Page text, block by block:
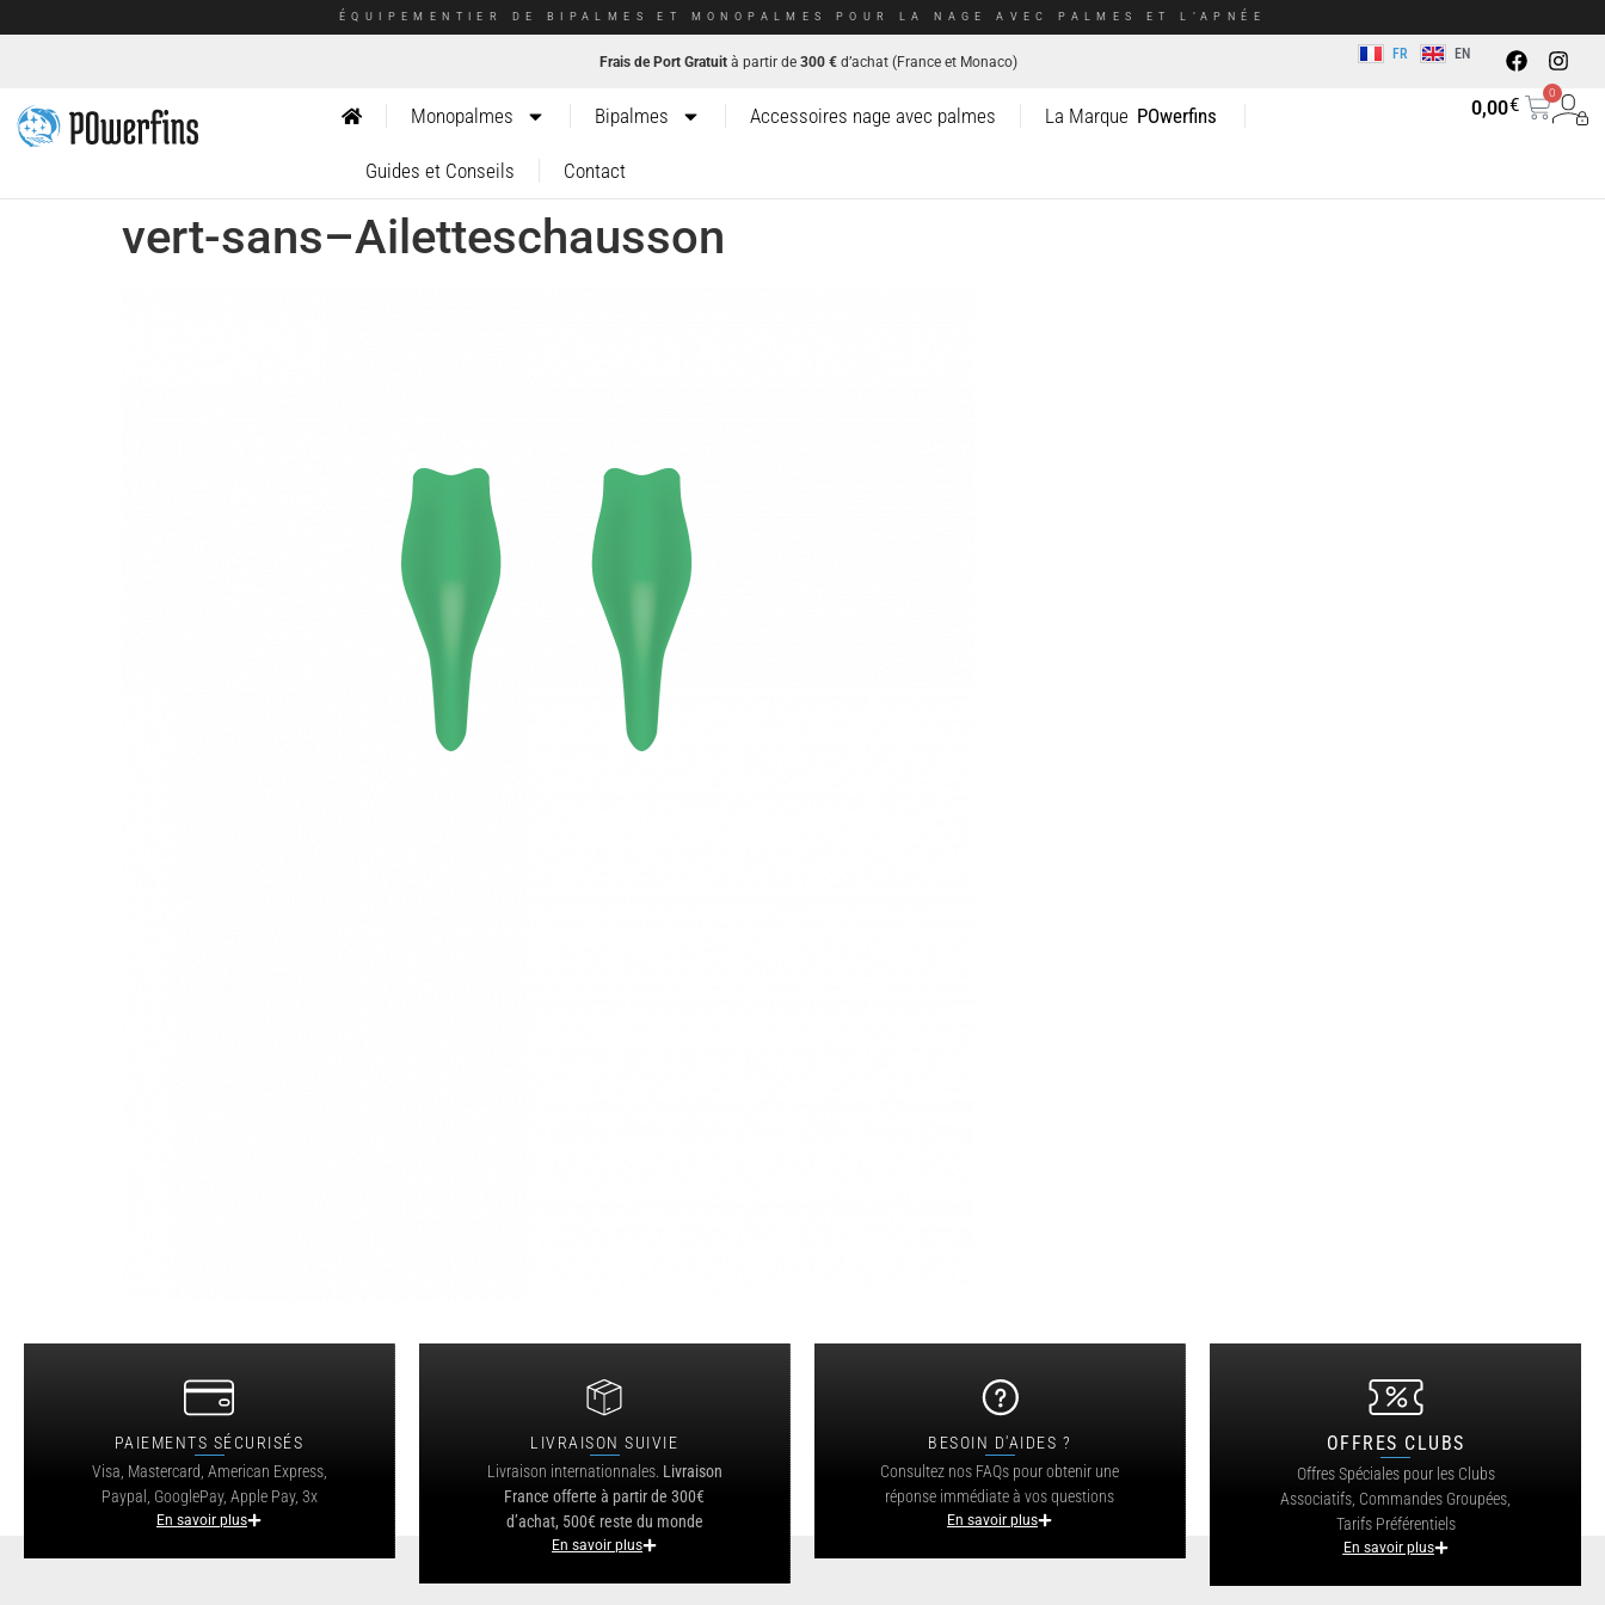
ÉQUIPEMENTIER DE BIPALMES ET MONOPALMES POUR LA NAGE AVEC PALMES ET L’APNÉE
Frais de Port Gratuit à partir de300 € d’achat (France et Monaco) FR EN
Monopalmes Bipalmes Accessoires nage avec palmes La Marque POwerfins
Guides et Conseils Contact
0,00€
0
vert-sans–Ailetteschausson
PAIEMENTS SÉCURISÉS
Visa, Mastercard, American Express,
Paypal, GooglePay, Apple Pay, 3x
En savoir plus
LIVRAISON SUIVIE
Livraison internationnales. Livraison
France offerte à partir de 300€
d’achat, 500€ reste du monde
En savoir plus
BESOIN D'AIDES ?
Consultez nos FAQs pour obtenir une
réponse immédiate à vos questions
En savoir plus
OFFRES CLUBS
Offres Spéciales pour les Clubs
Associatifs, Commandes Groupées,
Tarifs Préférentiels
En savoir plus